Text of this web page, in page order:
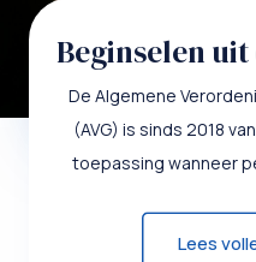
Beginselen uit
De Algemene
(AVG) is sinds 2018
toepassing wanneer
Lees